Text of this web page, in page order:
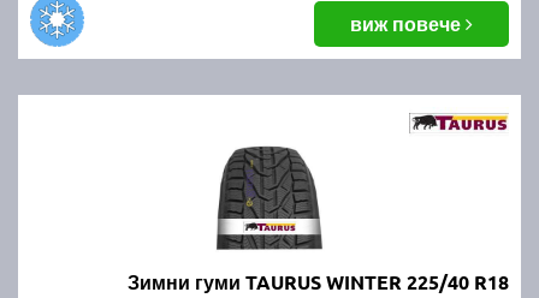
виж повече
Зимни гуми TAURUS WINTER 225/40 R18